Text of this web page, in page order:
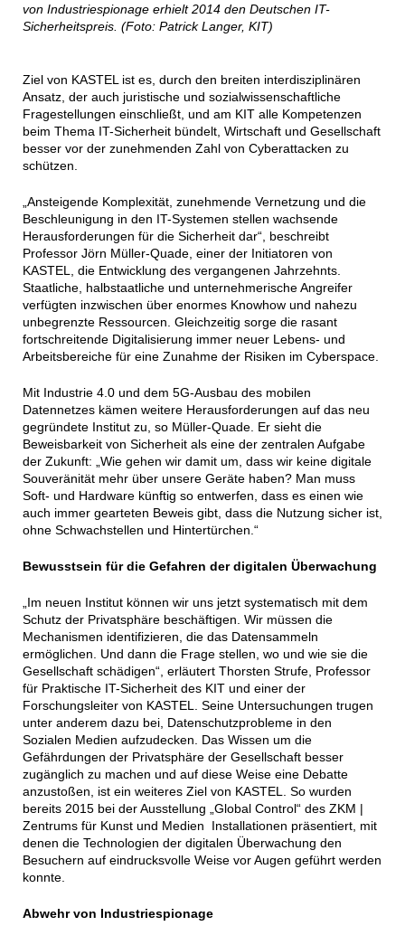
von Industriespionage erhielt 2014 den Deutschen IT-
Sicherheitspreis. (Foto: Patrick Langer, KIT)
Ziel von KASTEL ist es, durch den breiten interdisziplinären
Ansatz, der auch juristische und sozialwissenschaftliche
Fragestellungen einschließt, und am KIT alle Kompetenzen
beim Thema IT-Sicherheit bündelt, Wirtschaft und Gesellschaft
besser vor der zunehmenden Zahl von Cyberattacken zu
schützen.
„Ansteigende Komplexität, zunehmende Vernetzung und die
Beschleunigung in den IT-Systemen stellen wachsende
Herausforderungen für die Sicherheit dar“, beschreibt
Professor Jörn Müller-Quade, einer der Initiatoren von
KASTEL, die Entwicklung des vergangenen Jahrzehnts.
Staatliche, halbstaatliche und unternehmerische Angreifer
verfügten inzwischen über enormes Knowhow und nahezu
unbegrenzte Ressourcen. Gleichzeitig sorge die rasant
fortschreitende Digitalisierung immer neuer Lebens- und
Arbeitsbereiche für eine Zunahme der Risiken im Cyberspace.
Mit Industrie 4.0 und dem 5G-Ausbau des mobilen
Datennetzes kämen weitere Herausforderungen auf das neu
gegründete Institut zu, so Müller-Quade. Er sieht die
Beweisbarkeit von Sicherheit als eine der zentralen Aufgabe
der Zukunft: „Wie gehen wir damit um, dass wir keine digitale
Souveränität mehr über unsere Geräte haben? Man muss
Soft- und Hardware künftig so entwerfen, dass es einen wie
auch immer gearteten Beweis gibt, dass die Nutzung sicher ist,
ohne Schwachstellen und Hintertürchen.“
Bewusstsein für die Gefahren der digitalen Überwachung
„Im neuen Institut können wir uns jetzt systematisch mit dem
Schutz der Privatsphäre beschäftigen. Wir müssen die
Mechanismen identifizieren, die das Datensammeln
ermöglichen. Und dann die Frage stellen, wo und wie sie die
Gesellschaft schädigen“, erläutert Thorsten Strufe, Professor
für Praktische IT-Sicherheit des KIT und einer der
Forschungsleiter von KASTEL. Seine Untersuchungen trugen
unter anderem dazu bei, Datenschutzprobleme in den
Sozialen Medien aufzudecken. Das Wissen um die
Gefährdungen der Privatsphäre der Gesellschaft besser
zugänglich zu machen und auf diese Weise eine Debatte
anzustoßen, ist ein weiteres Ziel von KASTEL. So wurden
bereits 2015 bei der Ausstellung „Global Control“ des ZKM |
Zentrums für Kunst und Medien Installationen präsentiert, mit
denen die Technologien der digitalen Überwachung den
Besuchern auf eindrucksvolle Weise vor Augen geführt werden
konnte.
Abwehr von Industriespionage